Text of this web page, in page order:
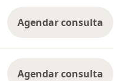
Agendar consulta
Agendar consulta